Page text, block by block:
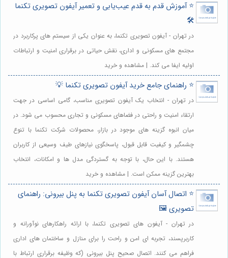
⭐️ آموزش قدم به قدم عیب‌یابی و تعمیر آیفون تصویری تکنما
🛠️
در تهران - آیفون تصویری تکنما، به عنوان یکی از سیستم های پرکاربرد در
مجتمع های مسکونی و اداری، نقش حیاتی در برقراری امنیت و ارتباطات
اولیه ایفا می کند. | مشاهده و خرید
⭐️ راهنمای جامع خرید آیفون تصویری تکنما 💡
در تهران - انتخاب یک آیفون تصویری مناسب، گامی اساسی در جهت
ارتقاء امنیت و راحتی در فضاهای مسکونی و تجاری محسوب می شود. در
میان انبوه گزینه های موجود در بازار، محصولات شرکت تکنما با تنوع
چشمگیر و کیفیت قابل قبول، پاسخگوی نیازهای طیف وسیعی از کاربران
هستند. با این حال، با توجه به گستردگی مدل ها و امکانات، انتخاب
بهترین گزینه ممکن است. | مشاهده و خرید
⭐️ اتصال آسان آیفون تصویری تکنما به پنل بیرونی: راهنمای
تصویری 🖼️
در تهران - آیفون های تصویری تکنما، با ارائه راهکارهای نوآورانه و
کاربرپسند، تجربه ای امن و راحت را برای منازل و ساختمان های اداری
فراهم می کنند. اتصال صحیح پنل بیرونی (که وظیفه برقراری ارتباط با